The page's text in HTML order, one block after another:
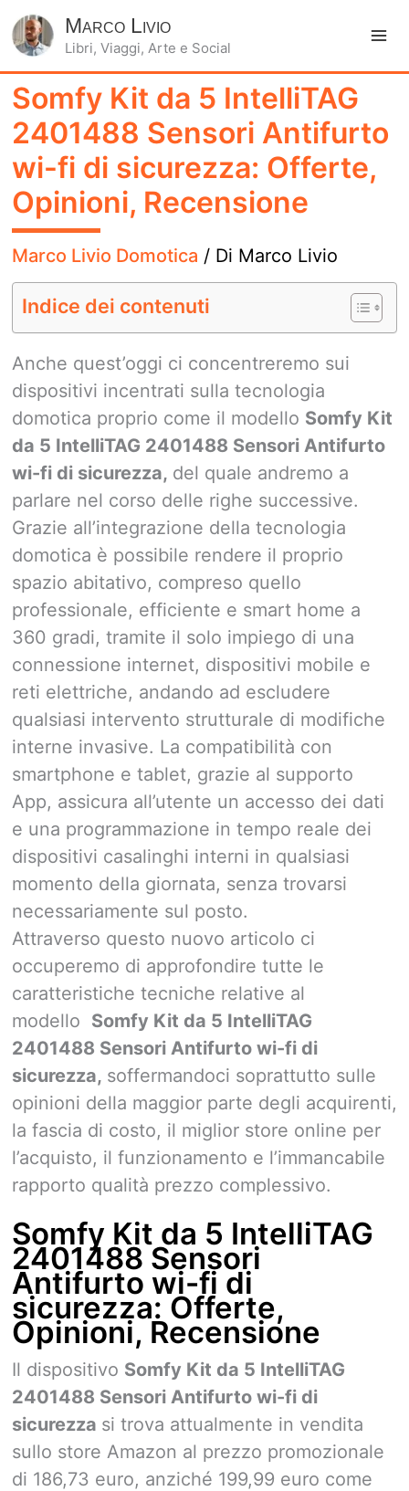
Marco Livio
Libri, Viaggi, Arte e Social
Somfy Kit da 5 IntelliTAG
2401488 Sensori Antifurto
wi-fi di sicurezza: Offerte,
Opinioni, Recensione
Marco Livio Domotica / Di Marco Livio
Indice dei contenuti
Anche quest’oggi ci concentreremo sui
dispositivi incentrati sulla tecnologia
domotica proprio come il modello Somfy Kit
da 5 IntelliTAG 2401488 Sensori Antifurto
wi-fi di sicurezza, del quale andremo a
parlare nel corso delle righe successive.
Grazie all’integrazione della tecnologia
domotica è possibile rendere il proprio
spazio abitativo, compreso quello
professionale, efficiente e smart home a
360 gradi, tramite il solo impiego di una
connessione internet, dispositivi mobile e
reti elettriche, andando ad escludere
qualsiasi intervento strutturale di modifiche
interne invasive. La compatibilità con
smartphone e tablet, grazie al supporto
App, assicura all’utente un accesso dei dati
e una programmazione in tempo reale dei
dispositivi casalinghi interni in qualsiasi
momento della giornata, senza trovarsi
necessariamente sul posto.
Attraverso questo nuovo articolo ci
occuperemo di approfondire tutte le
caratteristiche tecniche relative al
modello Somfy Kit da 5 IntelliTAG
2401488 Sensori Antifurto wi-fi di
sicurezza, soffermandoci soprattutto sulle
opinioni della maggior parte degli acquirenti,
la fascia di costo, il miglior store online per
l’acquisto, il funzionamento e l’immancabile
rapporto qualità prezzo complessivo.
Somfy Kit da 5 IntelliTAG
2401488 Sensori
Antifurto wi-fi di
sicurezza: Offerte,
Opinioni, Recensione
Il dispositivo Somfy Kit da 5 IntelliTAG
2401488 Sensori Antifurto wi-fi di
sicurezza si trova attualmente in vendita
sullo store Amazon al prezzo promozionale
di 186,73 euro, anziché 199,99 euro come